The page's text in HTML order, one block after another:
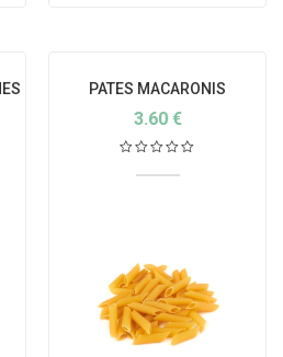
PATES MACARONIS
BLANCHES BIO ITALIE
3.60 €